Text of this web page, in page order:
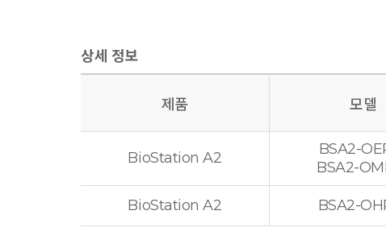
상세 정보
제품 모델
BioStation A2
BSA2-
BSA2-
BioStation A2 BSA2-